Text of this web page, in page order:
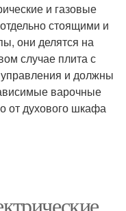
и газовые
стоящими и
они делятся на
случае плита с
и должны
варочные
от духового шкафа